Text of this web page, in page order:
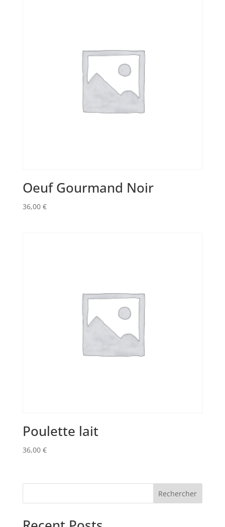
Oeuf Gourmand Noir
36,00 €
Poulette lait
36,00 €
Rechercher